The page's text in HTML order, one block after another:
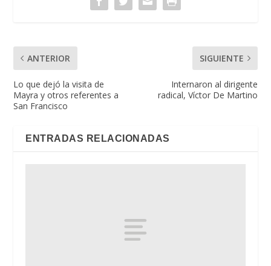
ANTERIOR
Lo que dejó la visita de
Mayra y otros referentes a
San Francisco
SIGUIENTE
Internaron al dirigente
radical, Víctor De Martino
ENTRADAS RELACIONADAS